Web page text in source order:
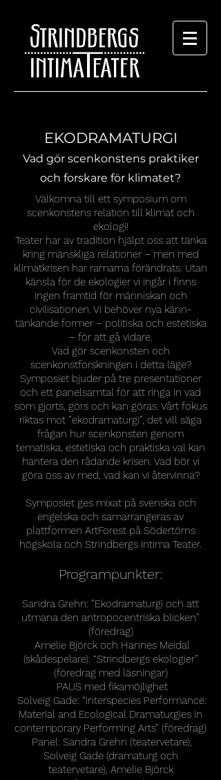
EKODRAMATURGI
Vad gör scenkonstens praktiker
och forskare för klimatet?
Välkomna till ett symposium om
scenkonstens relation till klimat och
ekologi!
Teater har av tradition hjälpt oss att tänka
kring mänskliga relationer – men med
klimatkrisen har ramarna förändrats. Utan
känsla för de ekologier vi ingår i finns
ingen framtid för människan och
civilisationen. Vi behöver nya känn-
tänkande former – politiska och estetiska
– för att gå vidare.
Vad gör scenkonsten och
scenkonstforskningen i detta läge?
Symposiet bjuder på tre presentationer
och ett panelsamtal för att ringa in vad
som gjorts, görs och kan göras. Vårt fokus
riktas mot ”ekodramaturgi”, det vill säga
frågan hur scenkonsten genom
tematiska, estetiska och praktiska val kan
hantera den rådande krisen. Vad bör vi
göra oss av med, vad kan vi återvinna?
Symposiet ges mixat på svenska och
engelska och samarrangeras av
plattformen ArtForest på Södertörns
högskola och Strindbergs Intima Teater.
Programpunkter:
Sandra Grehn: ”Ekodramaturgi och att
utmana den antropocentriska blicken”
(föredrag)
Amelie Björck och Hannes Meidal
(skådespelare): “Strindbergs ekologier”
(föredrag med läsningar)
PAUS med fikamöjlighet
Solveig Gade: “Interspecies Performance:
Material and Ecological Dramaturgies in
contemporary Performing Arts” (föredrag)
Panel: Sandra Grehn (teatervetare),
Solveig Gade (dramaturg och
teatervetare), Amelie Björck